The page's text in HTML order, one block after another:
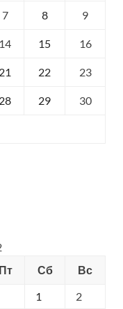
7 8 9
14 15 16
21 22 23
28 29 30
Пт Сб
Вс
1
2